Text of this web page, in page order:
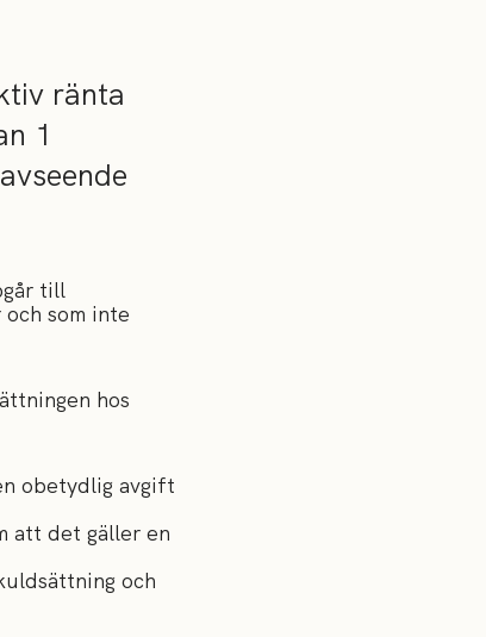
ränta
1
till
som inte
hos
obetydlig avgift
att det gäller en
och